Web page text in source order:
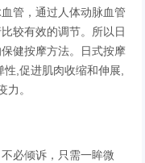
管，通过人体动脉血管
较有效的调节。所以日
健按摩方法。日式按摩
,促进肌肉收缩和伸展,
。
必倾诉，只需一眸微